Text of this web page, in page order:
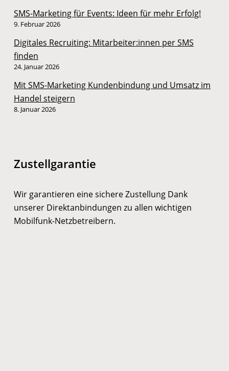
SMS-Marketing für Events: Ideen für mehr Erfolg!
9. Februar 2026
Digitales Recruiting: Mitarbeiter:innen per SMS
finden
24. Januar 2026
Mit SMS-Marketing Kundenbindung und Umsatz im
Handel steigern
8. Januar 2026
Zustellgarantie
Wir garantieren eine sichere Zustellung Dank
unserer Direktanbindungen zu allen wichtigen
Mobilfunk-Netzbetreibern.